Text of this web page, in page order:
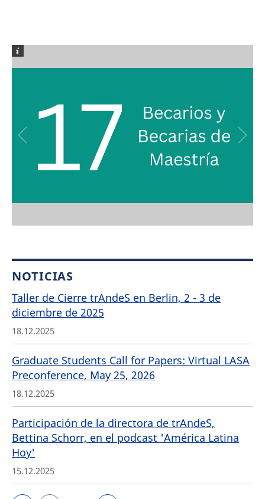
NOTICIAS
Taller de Cierre trAndeS en Berlin, 2 - 3 de
diciembre de 2025
18.12.2025
Graduate Students Call for Papers: Virtual LASA
Preconference, May 25, 2026
18.12.2025
Participación de la directora de trAndeS,
Bettina Schorr, en el podcast 'América Latina
Hoy'
15.12.2025